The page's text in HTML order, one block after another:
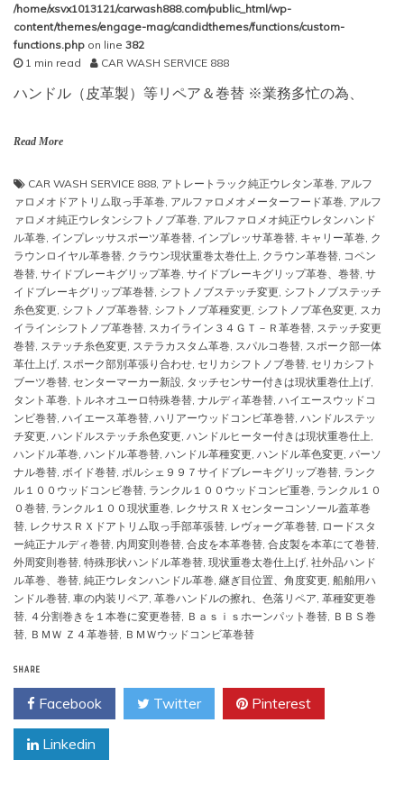
/home/xsvx1013121/carwash888.com/public_html/wp-
content/themes/engage-mag/candidthemes/functions/custom-
functions.php on line 382
1 min read
CAR WASH SERVICE 888
ハンドル（皮革製）等リペア＆巻替 ※業務多忙の為、
Read More
CAR WASH SERVICE 888 アトレートラック純正ウレタン革巻 アルフ
ァロメオドアトリム取っ手革巻 アルファロメオメーターフード革巻 アルフ
ァロメオ純正ウレタンシフトノブ革巻 アルファロメオ純正ウレタンハンド
ル革巻 インプレッサスポーツ革巻替 インプレッサ革巻替 キャリー革巻 ク
ラウンロイヤル革巻替 クラウン現状重巻太巻仕上 クラウン革巻替 コペン
巻替 サイドブレーキグリップ革巻 サイドブレーキグリップ革巻、巻替 サ
イドブレーキグリップ革巻替 シフトノブステッチ変更 シフトノブステッチ
糸色変更 シフトノブ革巻替 シフトノブ革種変更 シフトノブ革色変更 スカ
イラインシフトノブ革巻替 スカイライン３４ＧＴ－Ｒ革巻替 ステッチ変更
巻替 ステッチ糸色変更 ステラカスタム革巻 スパルコ巻替 スポーク部一体
革仕上げ スポーク部別革張り合わせ セリカシフトノブ巻替 セリカシフト
ブーツ巻替 センターマーカー新設 タッチセンサー付きは現状重巻仕上げ
タント革巻
トルネオユーロ特殊巻替 ナルディ革巻替 ハイエースウッドコ
ンビ巻替 ハイエース革巻替 ハリアーウッドコンビ革巻替 ハンドルステッ
チ変更 ハンドルステッチ糸色変更 ハンドルヒーター付きは現状重巻仕上
ハンドル革巻 ハンドル革巻替 ハンドル革種変更 ハンドル革色変更 パーソ
ナル巻替 ボイド巻替 ポルシェ９９７サイドブレーキグリップ巻替 ランク
ル１００ウッドコンビ巻替 ランクル１００ウッドコンビ重巻 ランクル１０
０巻替 ランクル１００現状重巻 レクサスＲＸセンターコンソール蓋革巻
替 レクサスＲＸドアトリム取っ手部革張替 レヴォーグ革巻替 ロードスタ
ー純正ナルディ巻替 内周変則巻替 合皮を本革巻替 合皮製を本革にて巻替
外周変則巻替 特殊形状ハンドル革巻替 現状重巻太巻仕上げ 社外品ハンド
ル革巻、巻替 純正ウレタンハンドル革巻 継ぎ目位置、角度変更 船舶用ハ
ンドル巻替 車の内装リペア 革巻ハンドルの擦れ、色落リペア 革種変更巻
替 ４分割巻きを１本巻に変更巻替 Ｂａｓｉｓホーンパット巻替 ＢＢＳ巻
替 ＢＭＷ Ｚ４革巻替 ＢＭＷウッドコンビ革巻替
SHARE
Facebook Twitter Pinterest
Linkedin